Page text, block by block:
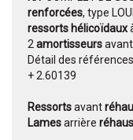
renforcées, type
ressorts hélicoïdaux
2 amortisseurs
Détail des
+ 2.60139
Ressortsavant
Lamesarrière